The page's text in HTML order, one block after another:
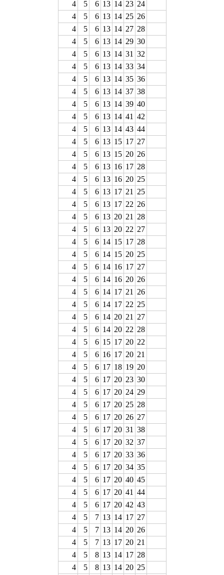
4 5 6 13 14 23 24
4
5 6 13 14 25 26
4
5 6 13 14 27 28
4
5 6 13 14 29 30
4
5 6 13 14 31 32
4
5 6 13 14 33 34
4
5 6 13 14 35 36
4
5 6 13 14 37 38
4
5 6 13 14 39 40
4
5 6 13 14 41 42
4
5 6 13 14 43 44
4
5 6 13 15 17 27
4
5 6 13 15 20 26
4
5 6 13 16 17 28
4
5 6 13 16 20 25
4
5 6 13 17 21
25
4
5 6 13 17 22 26
4
5 6 13 20 21
28
4
5 6 13 20 22 27
4
5 6 14 15 17 28
4
5 6 14 15 20 25
4
5 6 14 16 17 27
4
5 6 14 16 20 26
4
5 6 14 17 21
26
4
5 6 14 17 22 25
4
5 6 14 20 21
27
4
5 6 14 20 22 28
4
5 6 15 17 20 22
4
5 6 16 17 20 21
4
5 6 17 18 19 20
4
5 6 17 20 23 30
4
5 6 17 20 24 29
4
5 6 17 20 25 28
4
5 6 17 20 26 27
4
5 6 17 20 31 38
4
5 6 17 20 32 37
4
5 6 17 20 33 36
4
5 6 17 20 34 35
4
5 6 17 20 40 45
4
5 6 17 20 41 44
4
5 6 17 20 42 43
4
5 7 13 14 17 27
4
5 7 13 14 20 26
4
5 7 13 17 20 21
4
5 8 13 14 17 28
4
5 8 13 14 20 25